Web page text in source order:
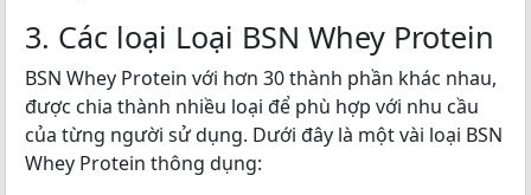
3. Các loại Loại BSN Whey Protein
BSN Whey Protein với hơn 30 thành phần khác nhau,
được chia thành nhiều loại để phù hợp với nhu cầu
của từng người sử dụng. Dưới đây là một vài loại BSN
Whey Protein thông dụng: